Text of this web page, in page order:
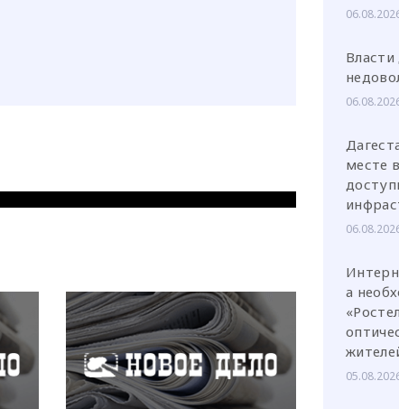
Власти
месте
а